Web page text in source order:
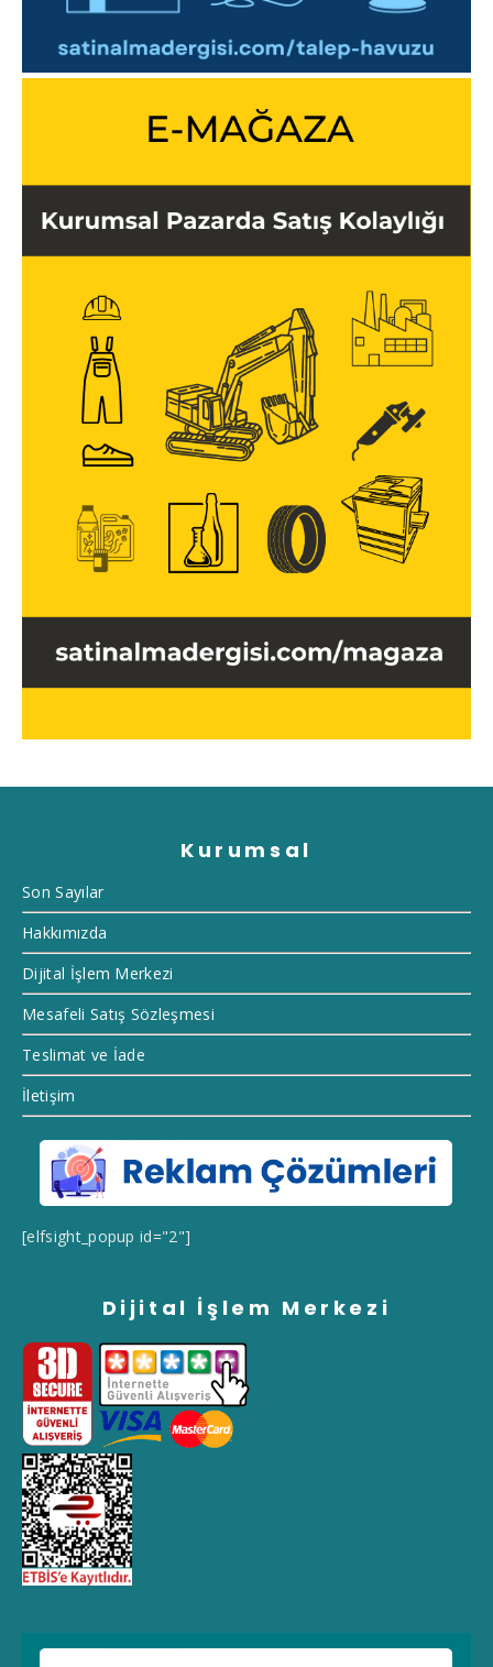
Kurumsal
Son Sayılar
Hakkımızda
Dijital İşlem Merkezi
Mesafeli Satış Sözleşmesi
Teslimat ve İade
İletişim
[elfsight_popup id="2"]
Dijital İşlem Merkezi